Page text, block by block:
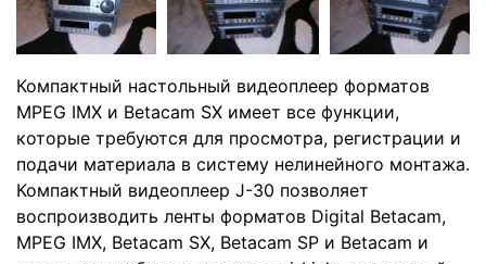
Компактный настольный видеоплеер форматов
MPEG IMX и Betacam SX имеет все функции,
которые требуются для просмотра, регистрации и
подачи материала в систему нелинейного монтажа.
Компактный видеоплеер J-30 позволяет
воспроизводить ленты форматов Digital Betacam,
MPEG IMX, Betacam SX, Betacam SP и Betacam и